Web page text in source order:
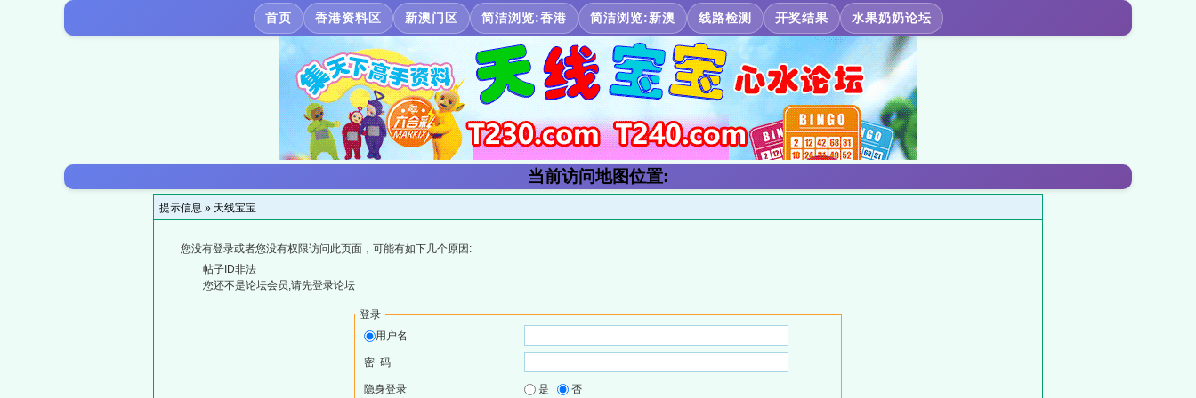
首页 香港资料区 新澳门区 简洁浏览:香港 简洁浏览:新澳 线路检测 开奖结果 水果奶奶论坛
当前访问地图位置:
提示信息 » 天线宝宝
您没有登录或者您没有权限访问此页面，可能有如下几个原因:
帖子ID非法
您还不是论坛会员,请先登录论坛
登录
用户名
密 码
隐身登录 是 否